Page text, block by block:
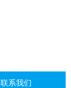
联系我们